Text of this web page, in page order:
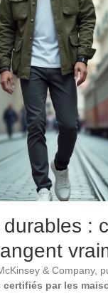
:
& Company,
par les